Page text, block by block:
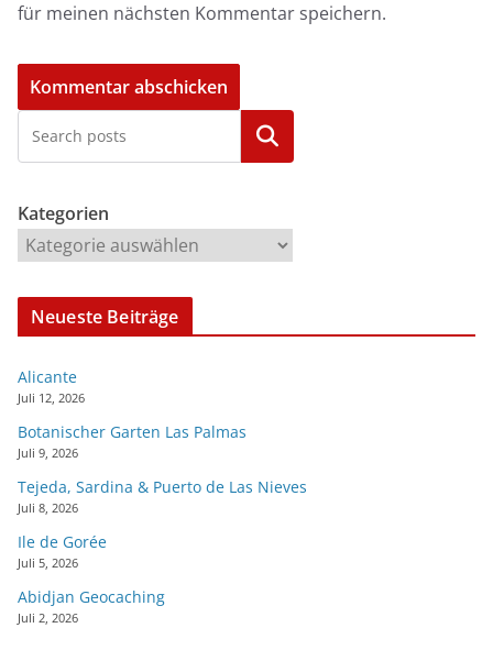
für meinen nächsten Kommentar speichern.
Kategorien
Kategorien
Neueste Beiträge
Alicante
Juli 12, 2026
Botanischer Garten Las Palmas
Juli 9, 2026
Tejeda, Sardina & Puerto de Las Nieves
Juli 8, 2026
Ile de Gorée
Juli 5, 2026
Abidjan Geocaching
Juli 2, 2026